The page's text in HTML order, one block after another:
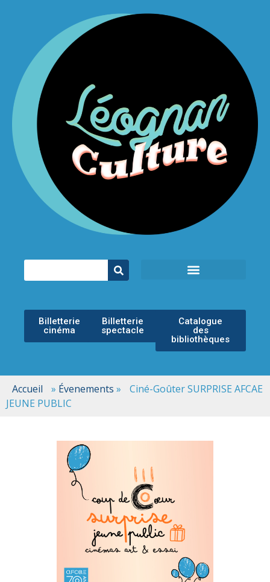
Billetterie
cinéma
Billetterie
spectacle
Catalogue
des
bibliothèques
Accueil » Évenements »
Ciné-Goûter SURPRISE AFCAE
JEUNE PUBLIC